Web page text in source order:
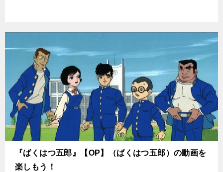
『ばくはつ五郎』【OP】（ばくはつ五郎）の動画を
楽しもう！